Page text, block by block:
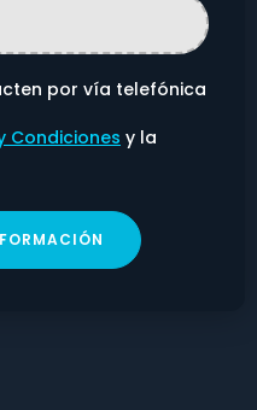
por vía telefónica
Condiciones y la